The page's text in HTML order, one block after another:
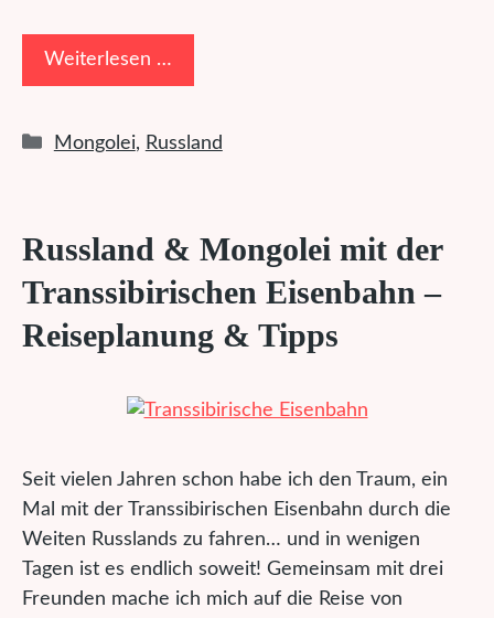
Weiterlesen …
Kategorien
Mongolei, Russland
Russland & Mongolei mit der
Transsibirischen Eisenbahn –
Reiseplanung & Tipps
Seit vielen Jahren schon habe ich den Traum, ein
Mal mit der Transsibirischen Eisenbahn durch die
Weiten Russlands zu fahren… und in wenigen
Tagen ist es endlich soweit! Gemeinsam mit drei
Freunden mache ich mich auf die Reise von